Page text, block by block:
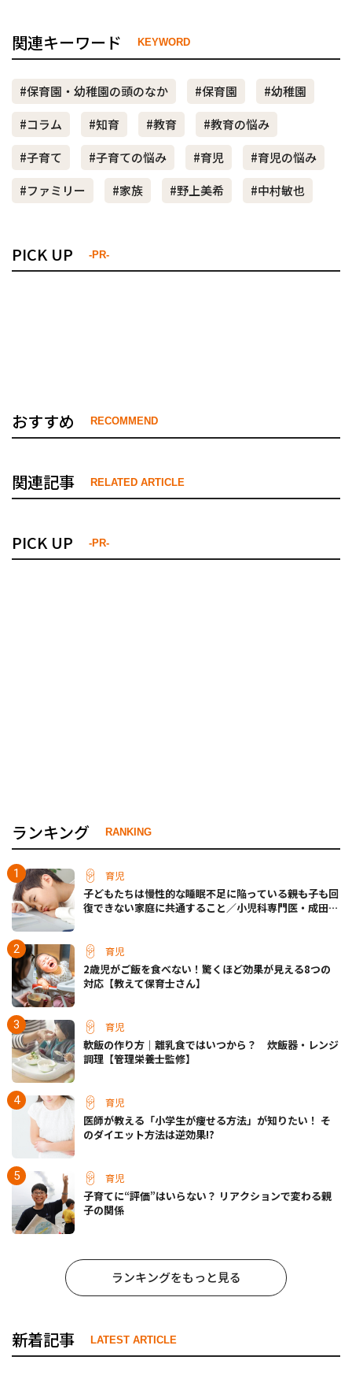
関連キーワード KEYWORD
#保育園・幼稚園の頭のなか #保育園
#幼稚園
#コラム
#知育 #教育
#教育の悩み
#子育て
#子育ての悩み #育児
#育児の悩み
#ファミリー
#家族 #野上美希 #中村敏也
PICK UP -PR-
おすすめ RECOMMEND
関連記事 RELATED ARTICLE
PICK UP -PR-
ランキング RANKING
育児
子どもたちは慢性的な睡眠不足に陥っている――親も子も回
復できない家庭に共通すること／小児科専門医・成田奈
育児
2歳児がご飯を食べない！驚くほど効果が見える8つの
対応【教えて保育士さん】
育児
軟飯の作り方｜離乳食ではいつから？ 炊飯器・レンジ
調理【管理栄養士監修】
育児
医師が教える「小学生が痩せる方法」が知りたい！ そ
のダイエット方法は逆効果!?
育児
子育てに“評価”はいらない？ リアクションで変わる親
子の関係
ランキングをもっと見る
新着記事 LATEST ARTICLE